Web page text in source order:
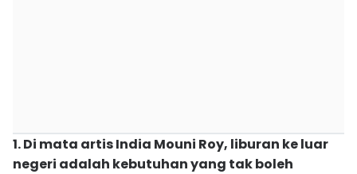
1. Di mata artis India Mouni Roy, liburan ke luar
negeri adalah kebutuhan yang tak boleh